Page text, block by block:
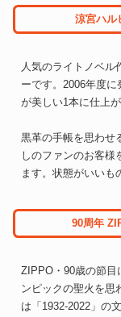
涼宮ハ
人気のライトノベル
ーです。2006年度
が美しい1本に仕上が
黒革の手帳を思わせ
しのファンのお客様
ます。状態がいいも
90周年
ZIPPO・90歳の節目
ンピックの聖火を思
は「1932-2022」の